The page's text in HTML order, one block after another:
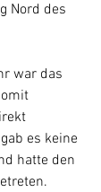
Nord des
war das
es keine
hatte den